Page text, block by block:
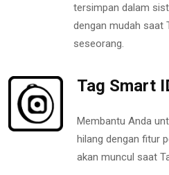
tersimpan dalam
dengan mudah saat
seseorang.
Tag Smart
Membantu Anda
hilang dengan fitur
akan muncul saat